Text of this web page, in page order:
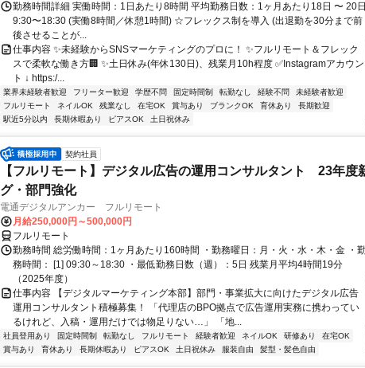
勤務時間詳細 実働時間：1日あたり8時間 平均勤務日数：1ヶ月あたり18日 〜 20日
9:30〜18:30 (実働8時間／休憩1時間) ☆フレックス制を導入 (出退勤を30分まで前
後させることが...
仕事内容 ✨未経験からSNSマーケティングのプロに！ ✨フルリモート＆フレック
スで柔軟な働き方🏢 ✨土日休み(年休130日)、残業月10h程度 ✅Instagramアカウン
ト ↓ https:/...
業界未経験者歓迎 フリーター歓迎 学歴不問 固定時間制 転勤なし 経験不問
未経験者歓迎
フルリモート
ネイルOK 残業なし 在宅OK 賞与あり ブランクOK 育休あり
長期歓迎
駅近5分以内
長期休暇あり ピアスOK 土日祝休み
契約社員
【フルリモート】デジタル広告の運用コンサルタント 23年度
グ・部門強化
電通デジタルアンカー フルリモート
月給250,000円～500,000円
フルリモート
勤務時間 総労働時間：1ヶ月あたり160時間 ・勤務曜日：月・火・水・木・金 ・
務時間： [1] 09:30～18:30 ・最低勤務日数（週）：5日 残業月平均4時間19分
（2025年度）
仕事内容 【デジタルマーケティング本部】部門・事業拡大に向けたデジタル広告
運用コンサルタント積極募集！ 「代理店のBPO拠点で広告運用実務に携わってい
るけれど、入稿・運用だけでは物足りない…」 「地...
社員登用あり 固定時間制 転勤なし フルリモート 経験者歓迎 ネイルOK 研修あり
在宅OK
賞与あり
育休あり 長期休暇あり ピアスOK 土日祝休み 服装自由 髪型・髪色自由